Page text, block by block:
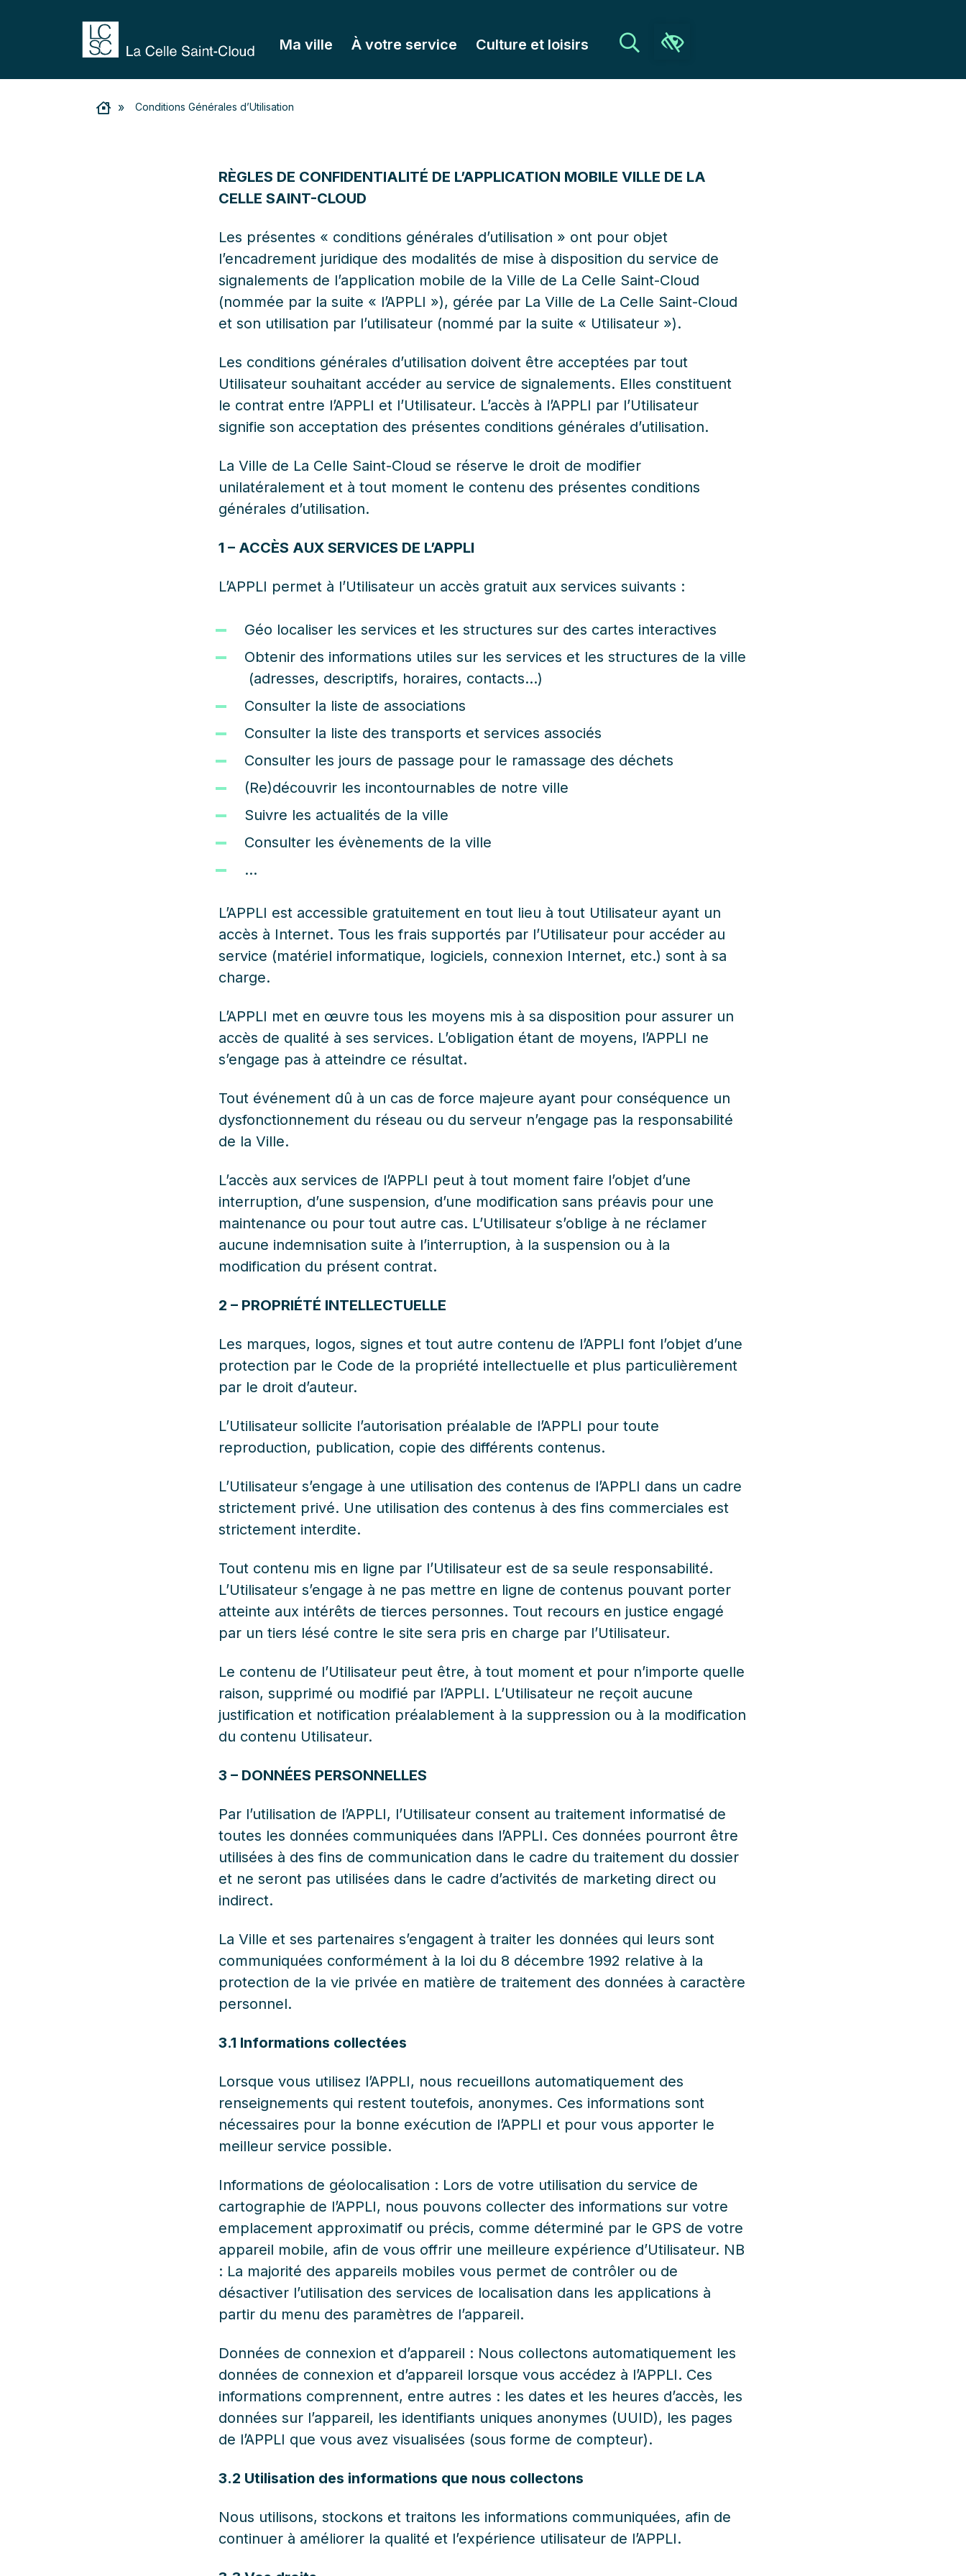
Ma ville À votre service Culture et loisirs
Ouvrir la barre d’outils
» Conditions Générales d’Utilisation
RÈGLES DE CONFIDENTIALITÉ DE L’APPLICATION MOBILE VILLE DE LA
CELLE SAINT-CLOUD
Les présentes « conditions générales d’utilisation » ont pour objet
l’encadrement juridique des modalités de mise à disposition du service de
signalements de l’application mobile de la Ville de La Celle Saint-Cloud
(nommée par la suite « l’APPLI »), gérée par La Ville de La Celle Saint-Cloud
et son utilisation par l’utilisateur (nommé par la suite « Utilisateur »).
Les conditions générales d’utilisation doivent être acceptées par tout
Utilisateur souhaitant accéder au service de signalements. Elles constituent
le contrat entre l’APPLI et l’Utilisateur. L’accès à l’APPLI par l’Utilisateur
signifie son acceptation des présentes conditions générales d’utilisation.
La Ville de La Celle Saint-Cloud se réserve le droit de modifier
unilatéralement et à tout moment le contenu des présentes conditions
générales d’utilisation.
1 – ACCÈS AUX SERVICES DE L’APPLI
L’APPLI permet à l’Utilisateur un accès gratuit aux services suivants :
Géo localiser les services et les structures sur des cartes interactives
Obtenir des informations utiles sur les services et les structures de la ville
(adresses, descriptifs, horaires, contacts…)
Consulter la liste de associations
Consulter la liste des transports et services associés
Consulter les jours de passage pour le ramassage des déchets
(Re)découvrir les incontournables de notre ville
Suivre les actualités de la ville
Consulter les évènements de la ville
…
L’APPLI est accessible gratuitement en tout lieu à tout Utilisateur ayant un
accès à Internet. Tous les frais supportés par l’Utilisateur pour accéder au
service (matériel informatique, logiciels, connexion Internet, etc.) sont à sa
charge.
L’APPLI met en œuvre tous les moyens mis à sa disposition pour assurer un
accès de qualité à ses services. L’obligation étant de moyens, l’APPLI ne
s’engage pas à atteindre ce résultat.
Tout événement dû à un cas de force majeure ayant pour conséquence un
dysfonctionnement du réseau ou du serveur n’engage pas la responsabilité
de la Ville.
L’accès aux services de l’APPLI peut à tout moment faire l’objet d’une
interruption, d’une suspension, d’une modification sans préavis pour une
maintenance ou pour tout autre cas. L’Utilisateur s’oblige à ne réclamer
aucune indemnisation suite à l’interruption, à la suspension ou à la
modification du présent contrat.
2 – PROPRIÉTÉ INTELLECTUELLE
Les marques, logos, signes et tout autre contenu de l’APPLI font l’objet d’une
protection par le Code de la propriété intellectuelle et plus particulièrement
par le droit d’auteur.
L’Utilisateur sollicite l’autorisation préalable de l’APPLI pour toute
reproduction, publication, copie des différents contenus.
L’Utilisateur s’engage à une utilisation des contenus de l’APPLI dans un cadre
strictement privé. Une utilisation des contenus à des fins commerciales est
strictement interdite.
Tout contenu mis en ligne par l’Utilisateur est de sa seule responsabilité.
L’Utilisateur s’engage à ne pas mettre en ligne de contenus pouvant porter
atteinte aux intérêts de tierces personnes. Tout recours en justice engagé
par un tiers lésé contre le site sera pris en charge par l’Utilisateur.
Le contenu de l’Utilisateur peut être, à tout moment et pour n’importe quelle
raison, supprimé ou modifié par l’APPLI. L’Utilisateur ne reçoit aucune
justification et notification préalablement à la suppression ou à la modification
du contenu Utilisateur.
3 – DONNÉES PERSONNELLES
Par l’utilisation de l’APPLI, l’Utilisateur consent au traitement informatisé de
toutes les données communiquées dans l’APPLI. Ces données pourront être
utilisées à des fins de communication dans le cadre du traitement du dossier
et ne seront pas utilisées dans le cadre d’activités de marketing direct ou
indirect.
La Ville et ses partenaires s’engagent à traiter les données qui leurs sont
communiquées conformément à la loi du 8 décembre 1992 relative à la
protection de la vie privée en matière de traitement des données à caractère
personnel.
3.1 Informations collectées
Lorsque vous utilisez l’APPLI, nous recueillons automatiquement des
renseignements qui restent toutefois, anonymes. Ces informations sont
nécessaires pour la bonne exécution de l’APPLI et pour vous apporter le
meilleur service possible.
Informations de géolocalisation : Lors de votre utilisation du service de
cartographie de l’APPLI, nous pouvons collecter des informations sur votre
emplacement approximatif ou précis, comme déterminé par le GPS de votre
appareil mobile, afin de vous offrir une meilleure expérience d’Utilisateur. NB
: La majorité des appareils mobiles vous permet de contrôler ou de
désactiver l’utilisation des services de localisation dans les applications à
partir du menu des paramètres de l’appareil.
Données de connexion et d’appareil : Nous collectons automatiquement les
données de connexion et d’appareil lorsque vous accédez à l’APPLI. Ces
informations comprennent, entre autres : les dates et les heures d’accès, les
données sur l’appareil, les identifiants uniques anonymes (UUID), les pages
de l’APPLI que vous avez visualisées (sous forme de compteur).
3.2 Utilisation des informations que nous collectons
Nous utilisons, stockons et traitons les informations communiquées, afin de
continuer à améliorer la qualité et l’expérience utilisateur de l’APPLI.